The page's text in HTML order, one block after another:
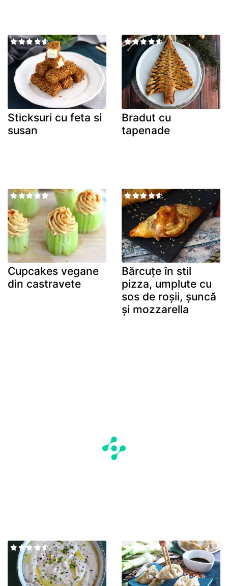
Sticksuri cu feta si
susan
Bradut cu
tapenade
Cupcakes vegane
din castravete
Bărcuțe în stil
pizza, umplute cu
sos de roșii, șuncă
și mozzarella